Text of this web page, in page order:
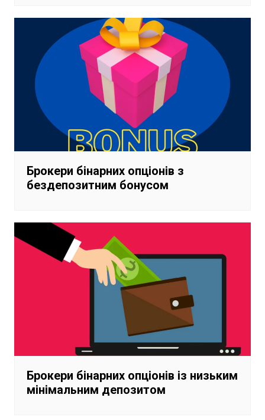
Брокери бінарних опціонів з
бездепозитним бонусом
Брокери бінарних опціонів із низьким
мінімальним депозитом